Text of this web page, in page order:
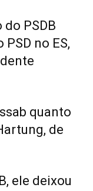
PSDB
no ES,
quanto
de
ele deixou